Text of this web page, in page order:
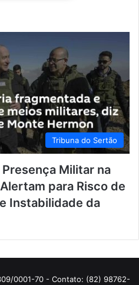
Tribuna do Sertão
Militar na
para Risco de
Instabilidade da
0001-70 - Contato: (82) 98762-